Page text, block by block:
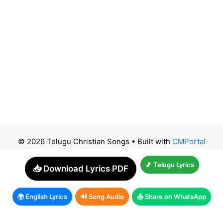
© 2026 Telugu Christian Songs • Built with CMPortal
📥 Download Lyrics PDF 🎵 Telugu Lyrics
🌍 English Lyrics 🔊 Song Audio 📤 Share on WhatsApp